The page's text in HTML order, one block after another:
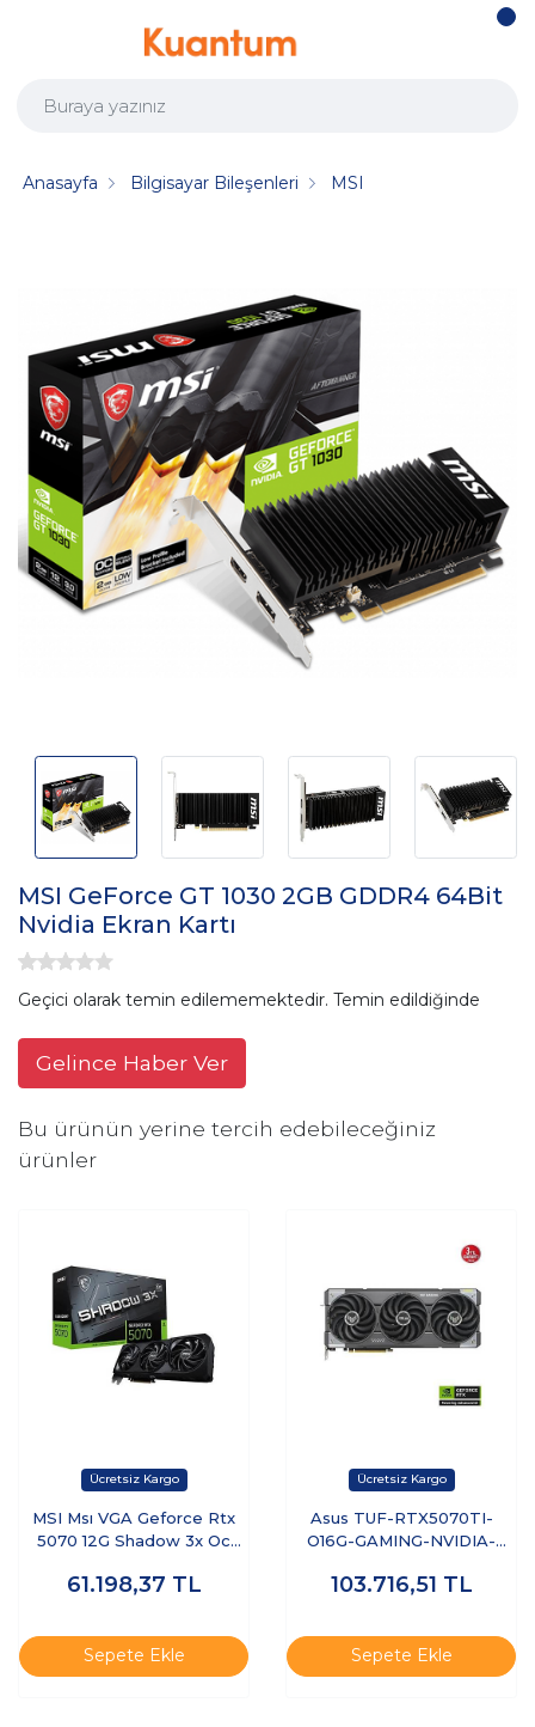
Anasayfa Bilgisayar Bileşenleri MSI
MSI GeForce GT 1030 2GB GDDR4 64Bit
Nvidia Ekran Kartı
Geçici olarak temin edilememektedir. Temin edildiğinde
Gelince Haber Ver
Bu ürünün yerine tercih edebileceğiniz
ürünler
MSI Msı VGA Geforce Rtx
5070 12G Shadow 3x Oc
DX12 Pcıe 5.0 X16 (3xdp
61.198,37 TL
Sepete Ekle
Asus TUF-RTX5070TI-
O16G-GAMING-NVIDIA-
16GB GDDR7-256bit--OC-
103.716,51 TL
Sepete Ekle